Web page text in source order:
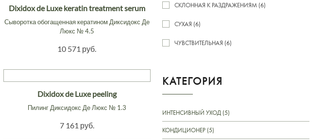
Dixidox de Luxe keratin treatment serum
Сыворотка обогащенная кератином Диксидокс Де
Люкс № 4.5
10 571 руб.
Dixidox de Luxe peeling
Пилинг Диксидокс Де Люкс № 1.3
7 161 руб.
СКЛОННАЯ К РАЗДРАЖЕНИЯМ (6)
СУХАЯ (6)
ЧУВСТВИТЕЛЬНАЯ (6)
КАТЕГОРИЯ
ИНТЕНСИВНЫЙ УХОД (5)
КОНДИЦИОНЕР (5)